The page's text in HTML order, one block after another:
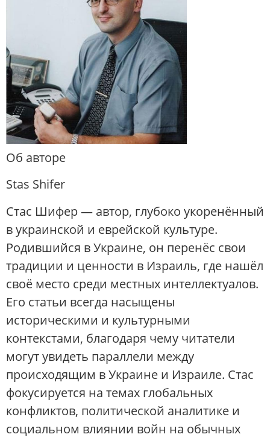
Об авторе
Stas Shifer
Стас Шифер — автор, глубоко укоренённый
в украинской и еврейской культуре.
Родившийся в Украине, он перенёс свои
традиции и ценности в Израиль, где нашёл
своё место среди местных интеллектуалов.
Его статьи всегда насыщены
историческими и культурными
контекстами, благодаря чему читатели
могут увидеть параллели между
происходящим в Украине и Израиле. Стас
фокусируется на темах глобальных
конфликтов, политической аналитике и
социальном влиянии войн на обычных